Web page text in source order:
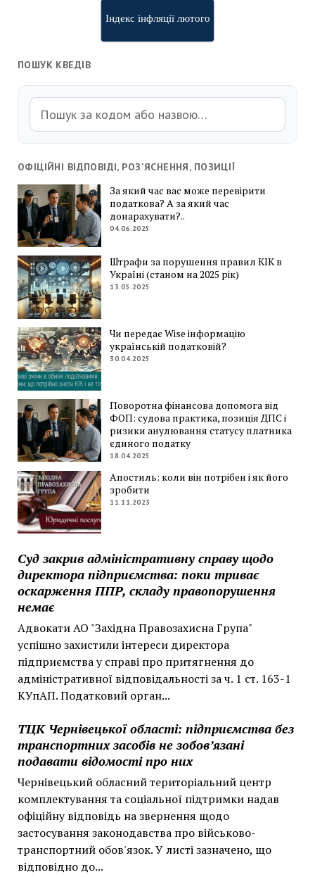
Індекс інфляції лютого
ПОШУК КВЕДІВ
ОФІЦІЙНІ ВІДПОВІДІ, РОЗ'ЯСНЕННЯ, ПОЗИЦІЇ
За який час вас може перевірити
податкова? А за який час
донарахувати?..
04.06.2025
Штрафи за порушення правил КІК в
Україні (станом на 2025 рік)
13.05.2025
Чи передає Wise інформацію
українській податковій?
30.04.2025
Поворотна фінансова допомога від
ФОП: судова практика, позиція ДПС і
ризики анулювання статусу платника
єдиного податку
18.04.2025
Апостиль: коли він потрібен і як його
зробити
11.11.2023
Суд закрив адміністративну справу щодо
директора підприємства: поки триває
оскарження ППР, складу правопорушення
немає
Адвокати АО "Західна Правозахисна Група"
успішно захистили інтереси директора
підприємства у справі про притягнення до
адміністративної відповідальності за ч. 1 ст. 163-1
КУпАП. Податковий орган...
ТЦК Чернівецької області: підприємства без
транспортних засобів не зобов’язані
подавати відомості про них
Чернівецький обласний територіальний центр
комплектування та соціальної підтримки надав
офіційну відповідь на звернення щодо
застосування законодавства про військово-
транспортний обов'язок. У листі зазначено, що
відповідно до...